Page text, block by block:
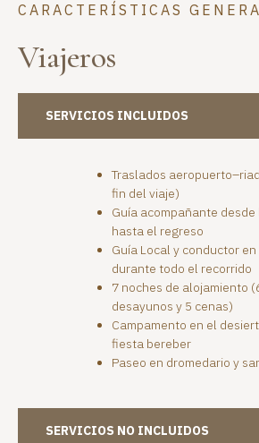
CARACTERÍSTICAS
Viajeros
SERVICIOS INCLUIDOS
Traslados
fin del viaje)
Guía acompañante
hasta el regreso
Guía Local y conductor
durante todo el recorrido
7 noches de alojamiento
desayunos y 5 cenas)
Campamento en el
fiesta bereber
Paseo en dromedario y
SERVICIOS NO INCLUIDOS